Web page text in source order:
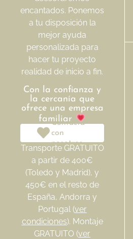
encantados. Ponemos
a tu disposición la
mejor ayuda
personalizada para
hacer tu proyecto
realidad de inicio a fin.
Con la confianza y
la cercanía que
ofrece una empresa
familiar
Contacta
con
nosotros
Transporte GRATUITO
a partir de 400€
(Toledo y Madrid), y
450€ en el resto de
España, Andorra y
Portugal (ver
condiciones). Montaje
GRATUITO (ver